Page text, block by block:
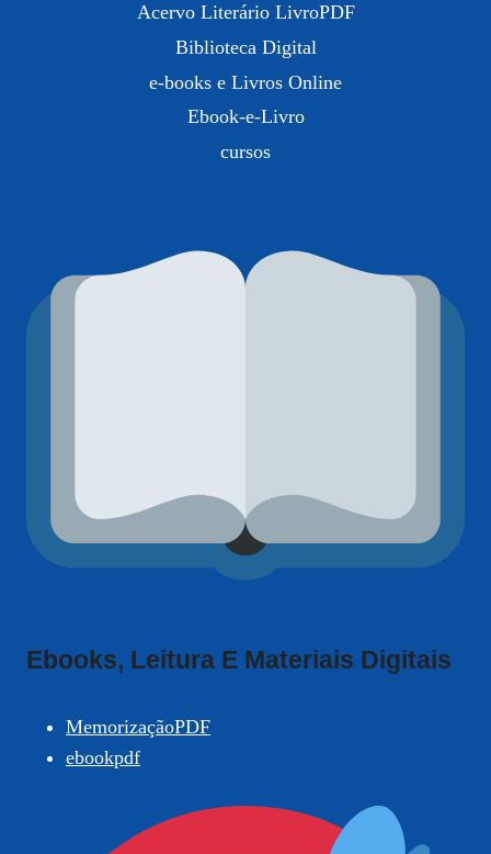
Acervo Literário LivroPDF
Biblioteca Digital
e-books e Livros Online
Ebook-e-Livro
cursos
Ebooks, Leitura E Materiais Digitais
MemorizaçãoPDF
ebookpdf